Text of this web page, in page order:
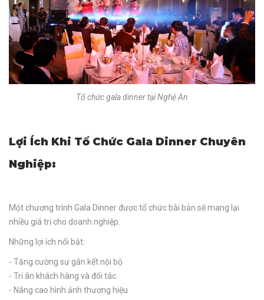
Tổ chức gala dinner tại Nghệ An
Lợi Ích Khi Tổ Chức Gala Dinner Chuyên
Nghiệp:
Một chương trình Gala Dinner được tổ chức bài bản sẽ mang lại
nhiều giá trị cho doanh nghiệp.
Những lợi ích nổi bật:
- Tăng cường sự gắn kết nội bộ
- Tri ân khách hàng và đối tác
- Nâng cao hình ảnh thương hiệu